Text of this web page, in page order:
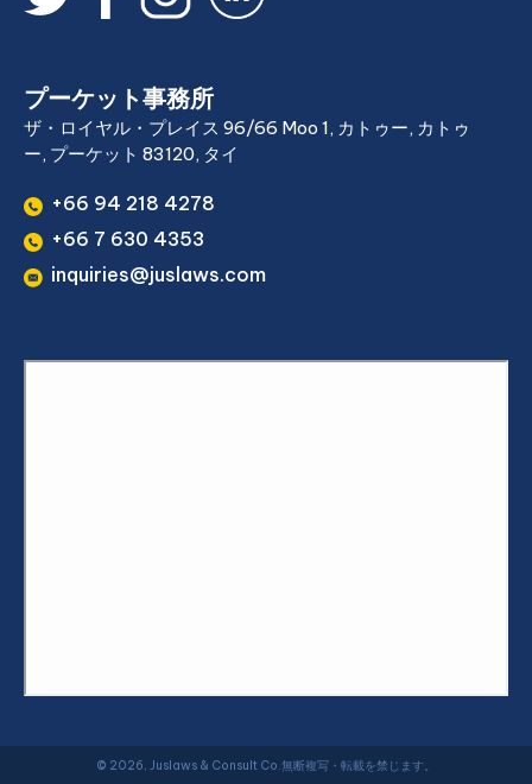
プーケット事務所
ザ・ロイヤル・プレイス 96/66 Moo 1, カトゥー, カトゥ
ー, プーケット 83120, タイ
+66 94 218 4278
+66 7 630 4353
inquiries@juslaws.com
© 2026, Juslaws & Consult Co.無断複写・転載を禁じます。